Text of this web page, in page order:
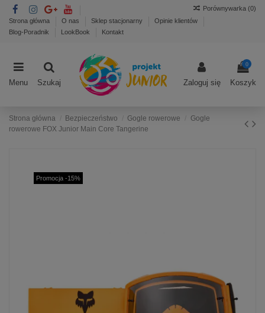
Strona główna O nas Sklep stacjonarny
Opinie klientów
Blog-Poradnik
LookBook Kontakt
Porównywarka (0)
Menu Szukaj Zaloguj się
0
Koszyk
Strona główna Bezpieczeństwo Gogle rowerowe
Gogle
rowerowe FOX Junior Main Core Tangerine
Promocja -15%